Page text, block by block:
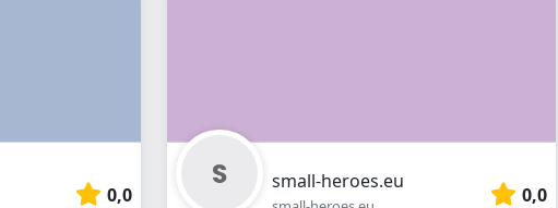
0,0
small-heroes.eu
0,0